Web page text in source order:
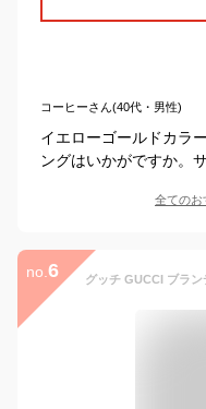
コーヒーさん(40代・男性)
イエローゴールドカラ
ングはいかがですか。
全てのお
no. 6